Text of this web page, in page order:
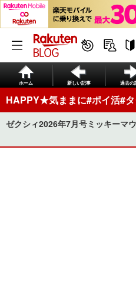
ホーム 新しい記事 過去の
HAPPY★気ままに#ポイ活#
ゼクシィ2026年7月号ミッキーマ